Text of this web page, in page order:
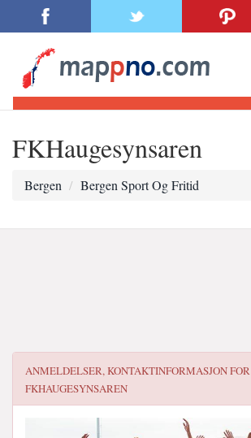
FKHaugesynsaren
Bergen Bergen Sport Og Fritid
ANMELDELSER, KONTAKTINFORMASJON FOR
FKHAUGESYNSAREN